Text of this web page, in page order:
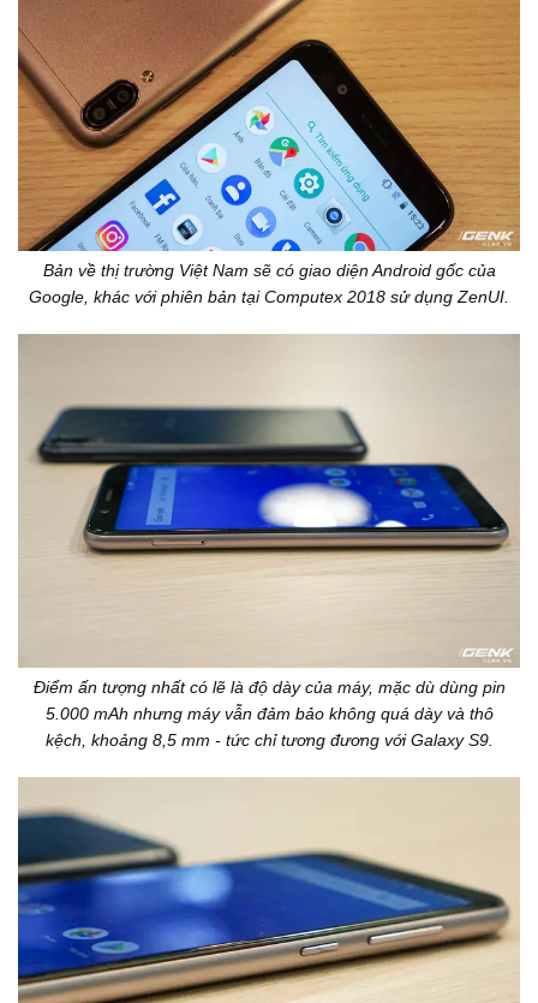
Bản về thị trường Việt Nam sẽ có giao diện Android gốc của
Google, khác với phiên bản tại Computex 2018 sử dụng ZenUI.
Điểm ấn tượng nhất có lẽ là độ dày của máy, mặc dù dùng pin
5.000 mAh nhưng máy vẫn đảm bảo không quá dày và thô
kệch, khoảng 8,5 mm - tức chỉ tương đương với Galaxy S9.